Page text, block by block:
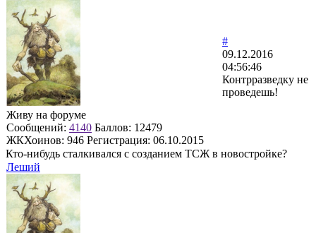
Живу на форуме
Сообщений: 4140 Баллов: 12479
ЖКХоинов: 946 Регистрация: 06.10.2015
#
09.12.2016
04:56:46
Контрразведку не
проведешь!
Кто-нибудь сталкивался с созданием ТСЖ в новостройке?
Леший